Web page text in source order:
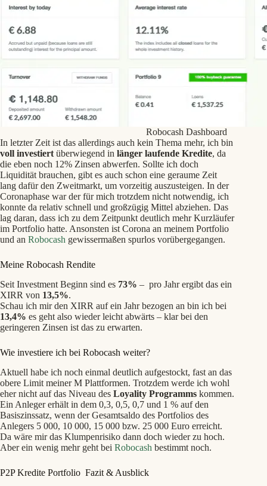
Robocash Dashboard
In letzter Zeit ist das allerdings auch kein Thema mehr, ich bin
voll investiert überwiegend in länger laufende Kredite, da
die eben noch 12% Zinsen abwerfen. Sollte ich doch
Liquidität brauchen, gibt es auch schon eine geraume Zeit
lang dafür den Zweitmarkt, um vorzeitig auszusteigen. In der
Coronaphase war der für mich trotzdem nicht notwendig, ich
konnte da relativ schnell und großzügig Mittel abziehen. Das
lag daran, dass ich zu dem Zeitpunkt deutlich mehr Kurzläufer
im Portfolio hatte. Ansonsten ist Corona an meinem Portfolio
und an Robocash gewissermaßen spurlos vorübergegangen.
Meine Robocash Rendite
Seit Investment Beginn sind es 73% – pro Jahr ergibt das ein
XIRR von 13,5%.
Schau ich mir den XIRR auf ein Jahr bezogen an bin ich bei
13,4% es geht also wieder leicht abwärts – klar bei den
geringeren Zinsen ist das zu erwarten.
Wie investiere ich bei Robocash weiter?
Aktuell habe ich noch einmal deutlich aufgestockt, fast an das
obere Limit meiner M Plattformen. Trotzdem werde ich wohl
eher nicht auf das Niveau des Loyality Programms kommen.
Ein Anleger erhält in dem 0,3, 0,5, 0,7 und 1 % auf den
Basiszinssatz, wenn der Gesamtsaldo des Portfolios des
Anlegers 5 000, 10 000, 15 000 bzw. 25 000 Euro erreicht.
Da wäre mir das Klumpenrisiko dann doch wieder zu hoch.
Aber ein wenig mehr geht bei Robocash bestimmt noch.
P2P Kredite Portfolio Fazit & Ausblick